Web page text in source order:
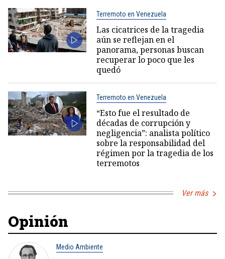
Terremoto en Venezuela
Las cicatrices de la tragedia
aún se reflejan en el
panorama, personas buscan
recuperar lo poco que les
quedó
Terremoto en Venezuela
“Esto fue el resultado de
décadas de corrupción y
negligencia”: analista político
sobre la responsabilidad del
régimen por la tragedia de los
terremotos
Ver más
Opinión
Medio Ambiente